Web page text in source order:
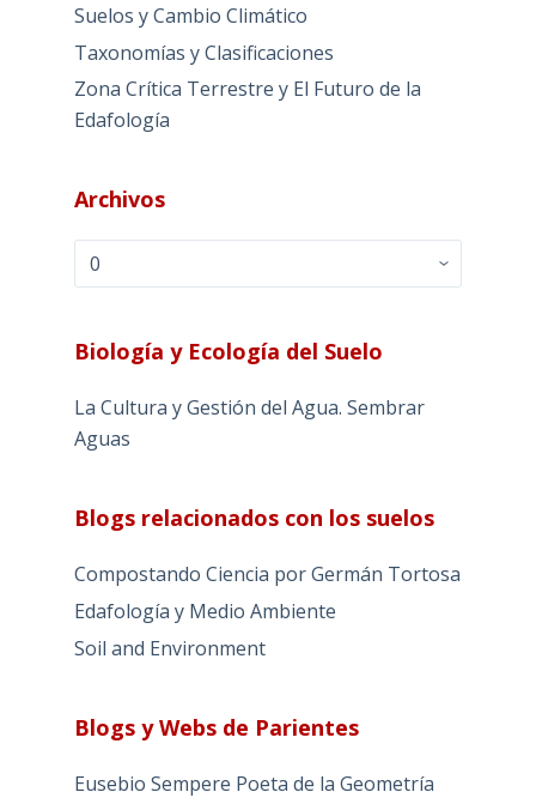
Suelos y Cambio Climático
Taxonomías y Clasificaciones
Zona Crítica Terrestre y El Futuro de la
Edafología
Archivos
Archivos
Biología y Ecología del Suelo
La Cultura y Gestión del Agua. Sembrar
Aguas
Blogs relacionados con los suelos
Compostando Ciencia por Germán Tortosa
Edafología y Medio Ambiente
Soil and Environment
Blogs y Webs de Parientes
Eusebio Sempere Poeta de la Geometría